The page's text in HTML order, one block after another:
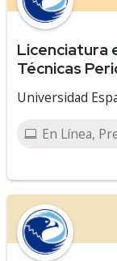
Licenciatura
Técnicas
Universidad
En Línea,